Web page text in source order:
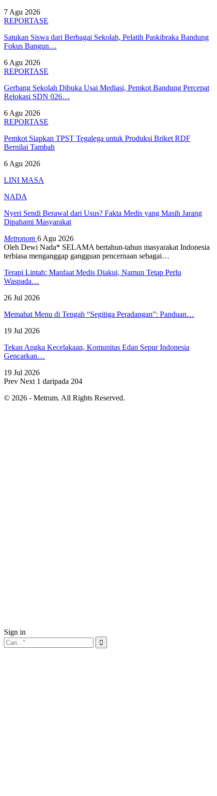
7 Agu 2026
REPORTASE
Satukan Siswa dari Berbagai Sekolah, Pelatih Paskibraka Bandung
Fokus Bangun…
6 Agu 2026
REPORTASE
Gerbang Sekolah Dibuka Usai Mediasi, Pemkot Bandung Percepat
Relokasi SDN 026…
6 Agu 2026
REPORTASE
Pemkot Siapkan TPST Tegalega untuk Produksi Briket RDF
Bernilai Tambah
6 Agu 2026
LINI MASA
NADA
Nyeri Sendi Berawal dari Usus? Fakta Medis yang Masih Jarang
Dipahami Masyarakat
Metronom 6 Agu 2026
Oleh Dewi Nada* SELAMA bertahun-tahun masyarakat Indonesia
terbiasa menganggap gangguan pencernaan sebagai…
Terapi Lintah: Manfaat Medis Diakui, Namun Tetap Perlu
Waspada…
26 Jul 2026
Memahat Menu di Tengah “Segitiga Peradangan”: Panduan…
19 Jul 2026
Tekan Angka Kecelakaan, Komunitas Edan Sepur Indonesia
Gencarkan…
19 Jul 2026
Prev Next 1 daripada 204
© 2026 - Metrum. All Rights Reserved.
Sign in